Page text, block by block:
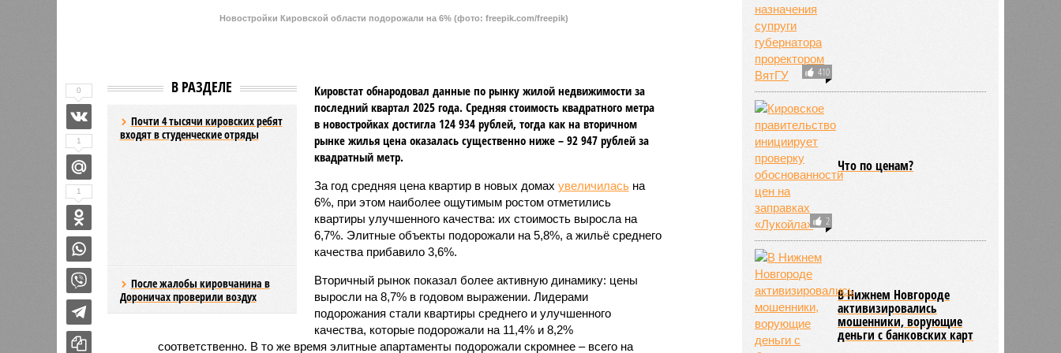
подорожали скромнее – всего на 2,2%, а жильё низкого качества – лишь на 1,2%.
Максимальный подъём цен пришёлся на второй квартал 2025 года, что может быть
связано с укреплением спроса и сезонными факторами.
Помнениюэкспертов и представителей власти, рынок недвижимости в России в 2026 году
ожидает стабильный, но умеренный рост цен. Член комитета Совета Федерации по
будет находиться в пределах 5–7%, что лишь немного превысит уровень инфляции.
Основными факторами, сдерживающими более высокие темпы подорожания, станут
высокая себестоимость строительства и сокращение количества вводимых в
эксплуатацию новых проектов.
Эксперты прогнозируют, что первичный и вторичный рынки где-то будут показывать
разнонаправленную динамику. На рынке новостроек, скорее всего, не ожидается
значительного роста, а возможна даже стагнация с элементами ценовой коррекции. Чтобы
стимулировать продажи в условиях повышенной закредитованности населения,
застройщики будут активно использовать инструменты ценовой политики: скидки,
410
2
Что по ценам?
В Нижнем Новгороде
активизировались
мошенники, ворующие
деньги с банковских карт